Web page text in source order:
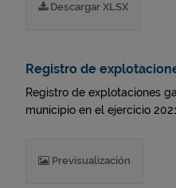
Descargar XLSX
Registro de
Registro de explotaciones
municipio en el ejercicio
Previsualización